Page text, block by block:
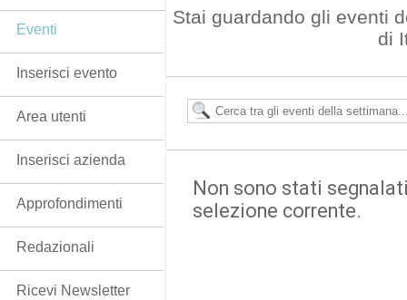
Stai guardando gli eventi
di
Non sono stati
selezione corrente.
Eventi
Inserisci evento
Area utenti
Inserisci azienda
Approfondimenti
Redazionali
Ricevi Newsletter